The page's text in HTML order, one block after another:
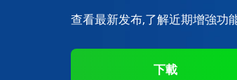
查看最新发布,了解近期增強功
下載